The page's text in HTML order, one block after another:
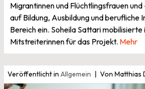
Migrantinnen und Flüchtlingsfrauen
auf Bildung, Ausbildung und berufliche
Bereich ein. Soheila Sattari mobilisierte
Mitstreiterinnen für das Projekt. Mehr
Veröffentlicht in Allgemein Von Matthias